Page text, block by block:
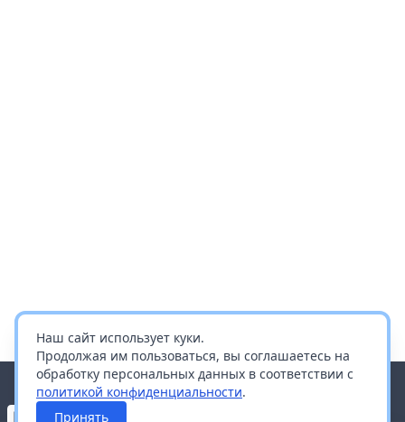
Наш сайт использует куки.
Продолжая им пользоваться, вы соглашаетесь на
обработку персональных данных в соответствии с
политикой конфиденциальности.
Принять